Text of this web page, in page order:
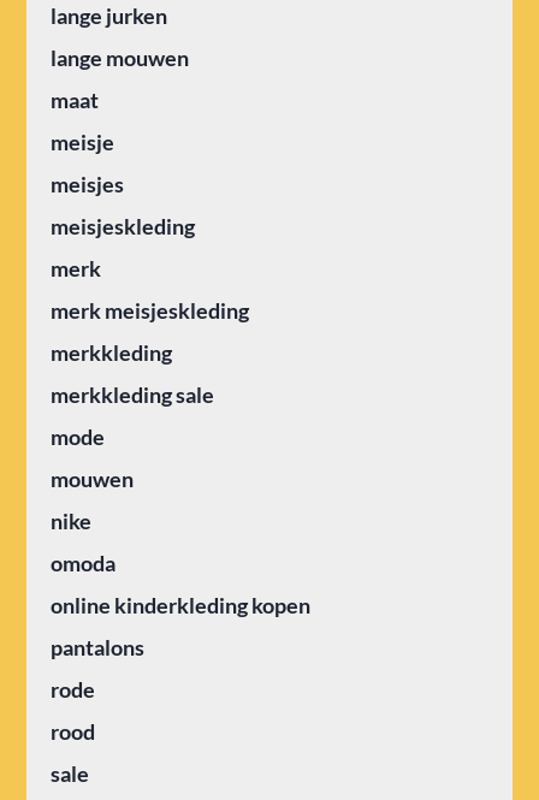
lange jurken
lange mouwen
maat
meisje
meisjes
meisjeskleding
merk
merk meisjeskleding
merkkleding
merkkleding sale
mode
mouwen
nike
omoda
online kinderkleding kopen
pantalons
rode
rood
sale